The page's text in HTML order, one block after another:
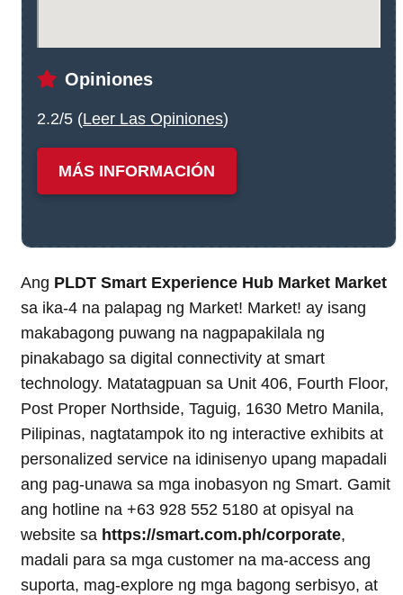
Opiniones
2.2/5 (Leer Las Opiniones)
MÁS INFORMACIÓN
Ang PLDT Smart Experience Hub Market Market
sa ika-4 na palapag ng Market! Market! ay isang
makabagong puwang na nagpapakilala ng
pinakabago sa digital connectivity at smart
technology. Matatagpuan sa Unit 406, Fourth Floor,
Post Proper Northside, Taguig, 1630 Metro Manila,
Pilipinas, nagtatampok ito ng interactive exhibits at
personalized service na idinisenyo upang mapadali
ang pag-unawa sa mga inobasyon ng Smart. Gamit
ang hotline na +63 928 552 5180 at opisyal na
website sa https://smart.com.ph/corporate,
madali para sa mga customer na ma-access ang
suporta, mag-explore ng mga bagong serbisyo, at